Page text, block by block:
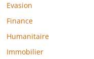
Evasion
Finance
Humanitaire
Immobilier